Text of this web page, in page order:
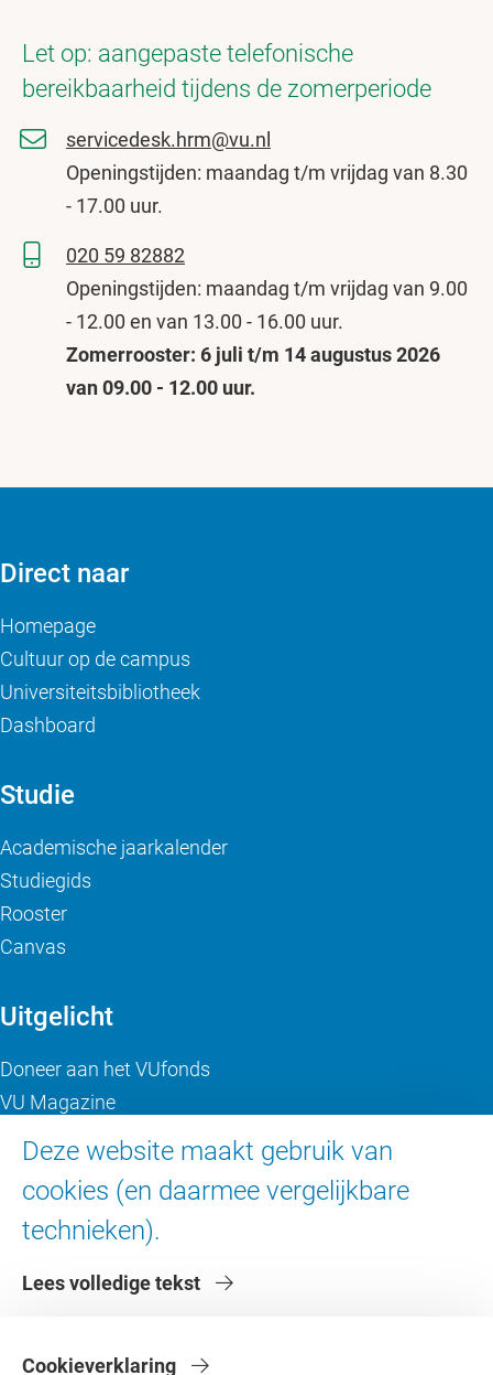
Let op: aangepaste telefonische
bereikbaarheid tijdens de zomerperiode
servicedesk.hrm@vu.nl
Openingstijden: maandag t/m vrijdag van 8.30
- 17.00 uur.
020 59 82882
Openingstijden: maandag t/m vrijdag van 9.00
- 12.00 en van 13.00 - 16.00 uur.
Zomerrooster: 6 juli t/m 14 augustus 2026
van 09.00 - 12.00 uur.
Deze website maakt gebruik van
cookies (en daarmee vergelijkbare
technieken).
Lees volledige tekst
Cookieverklaring
Direct naar
Homepage
Cultuur op de campus
Universiteitsbibliotheek
Dashboard
Studie
Academische jaarkalender
Studiegids
Rooster
Canvas
Uitgelicht
Doneer aan het VUfonds
VU Magazine
Over de VU
Contact en route
Faculteiten